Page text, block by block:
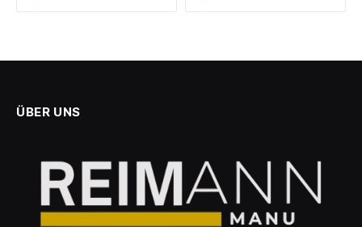
ÜBER UNS